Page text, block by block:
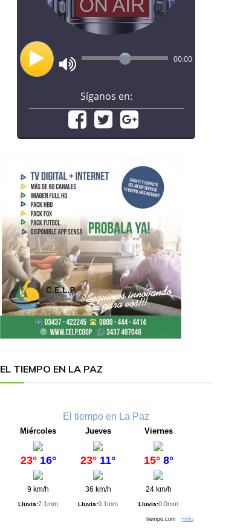
00:00
Síganos en:
EL TIEMPO EN LA PAZ
El tiempo en La Paz
Miércoles
23° 16°
9 km/h
Lluvia:7.1mm
Jueves
23° 11°
36 km/h
Lluvia:9.1mm
Viernes
15° 8°
24 km/h
Lluvia:0.0mm
tiempo.com+info